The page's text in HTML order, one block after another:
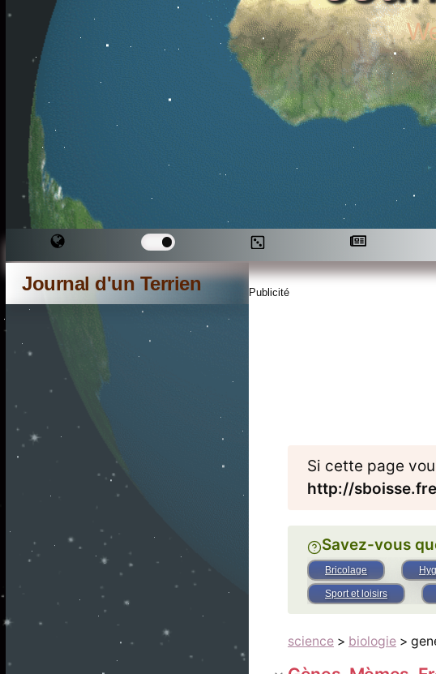
Journal d'un Terrien Publicité
Si cette page
http://
Savez-vous
Bricolage
Sport et loisirs
science > biologie >